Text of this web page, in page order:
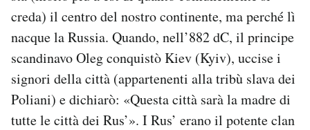
creda) il centro del nostro continente, ma perché lì
nacque la Russia. Quando, nell’882 dC, il principe
scandinavo Oleg conquistò Kiev (Kyiv), uccise i
signori della città (appartenenti alla tribù slava dei
Poliani) e dichiarò: «Questa città sarà la madre di
tutte le città dei Rus’». I Rus’ erano il potente clan